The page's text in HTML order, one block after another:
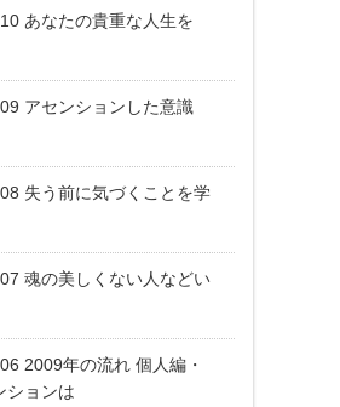
あなたの貴重な人生を
アセンションした意識
失う前に気づくことを学
魂の美しくない人などい
2009年の流れ 個人編・
ションは